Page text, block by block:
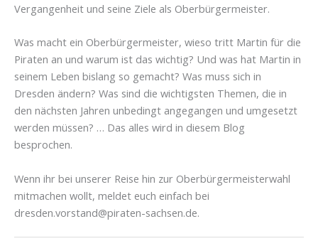
Vergangenheit und seine Ziele als Oberbürgermeister.
Was macht ein Oberbürgermeister, wieso tritt Martin für die
Piraten an und warum ist das wichtig? Und was hat Martin in
seinem Leben bislang so gemacht? Was muss sich in
Dresden ändern? Was sind die wichtigsten Themen, die in
den nächsten Jahren unbedingt angegangen und umgesetzt
werden müssen? … Das alles wird in diesem Blog
besprochen.
Wenn ihr bei unserer Reise hin zur Oberbürgermeisterwahl
mitmachen wollt, meldet euch einfach bei
dresden.vorstand@piraten-sachsen.de.